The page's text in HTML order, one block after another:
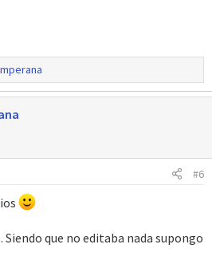
#6
Siendo que no editaba nada supongo